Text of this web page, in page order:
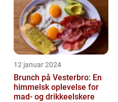
12 januar 2024
Brunch på Vesterbro: En
himmelsk oplevelse for
mad- og drikkeelskere